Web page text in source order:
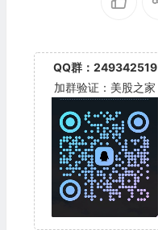
QQ群：249342519
加群验证：美股之家